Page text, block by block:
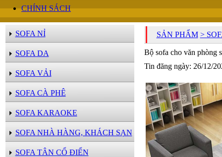
CHÍNH SÁCH
SOFA NỈ
SOFA DA
SOFA VẢI
SOFA CÀ PHÊ
SOFA KARAOKE
SOFA NHÀ HÀNG, KHÁCH SẠN
SOFA TÂN CỔ ĐIỂN
SẢN PHẨM >
Bộ sofa cho văn phòng
Tin đăng ngày: 26/12/